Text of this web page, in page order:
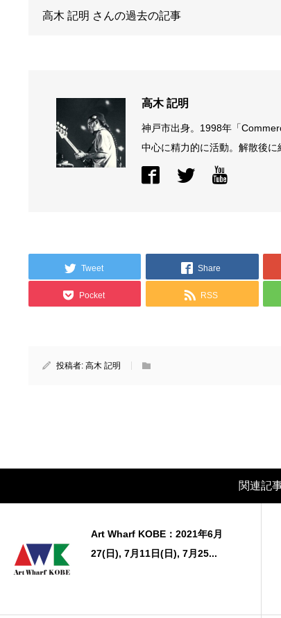
高木 記明 さんの過去の記事
高木 記明
神戸市出身。1998年「
中心に精力的に活動。解散後に
Tweet Share
Pocket RSS
投稿者:高木 記明
関連記
Art Wharf KOBE：2021年6月
27(日), 7月11日(日), 7月25...
マで。。映画「きさらぎ駅」～
ラ